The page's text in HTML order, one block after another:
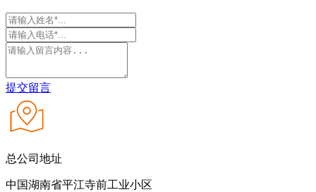
提交留言
总公司地址
中国湖南省平江寺前工业小区